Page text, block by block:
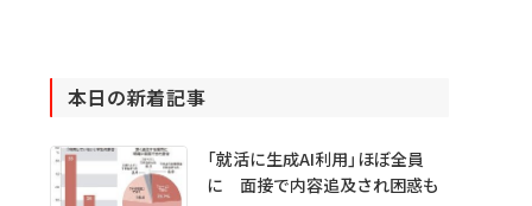
本日の新着記事
「就活に生成AI利用」ほぼ全員
に 面接で内容追及され困惑も